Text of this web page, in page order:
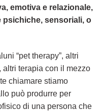
emotiva e relazionale,
sensoriali, o
“pet therapy”, altri
terapia con il mezzo
chiamare stiamo
può produrre per
di una persona che